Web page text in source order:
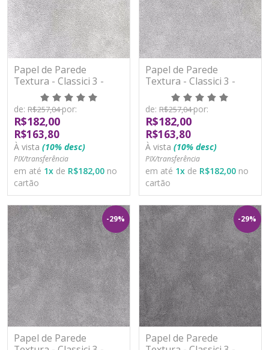
Papel de Parede
Textura - Classici 3 -
3A92506R - Vinílico -
TNT
de: R$257,04por:
R$182,00
R$163,80
À vista (10% desc)
PIX/transferência
em até 1x de R$182,00 no
cartão
Papel de Parede
Textura - Classici 3 -
3A92507R - Vinílico -
TNT
de: R$257,04por:
R$182,00
R$163,80
À vista (10% desc)
PIX/transferência
em até 1x de R$182,00 no
cartão
-29%
Papel de Parede
-29%
Papel de Parede